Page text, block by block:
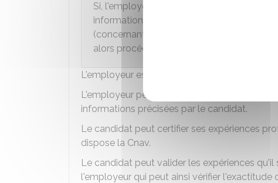
Si, l'employeur apprend que le candidat a
informations sur son CV avant son
(concernant son expérience
alors procéder à un licenciement du salarié
L'employeur est en droit de vérifier les
L'employeur peut se renseigner auprès
informations précisées par le candidat.
Le candidat peut certifier ses expériences
dispose la Cnav.
Le candidat peut valider les expériences
l'employeur qui peut ainsi vérifier